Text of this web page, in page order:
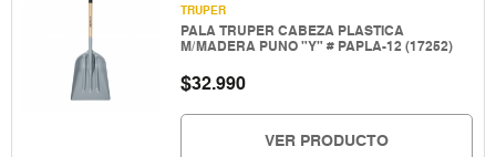
TRUPER
PALA TRUPER CABEZA PLASTICA
M/MADERA PUNO "Y" # PAPLA-12 (17252)
$32.990
VER PRODUCTO